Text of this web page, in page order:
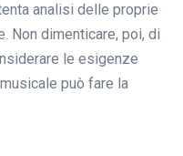
analisi delle proprie
Non dimenticare, poi, di
le esigenze
può fare la